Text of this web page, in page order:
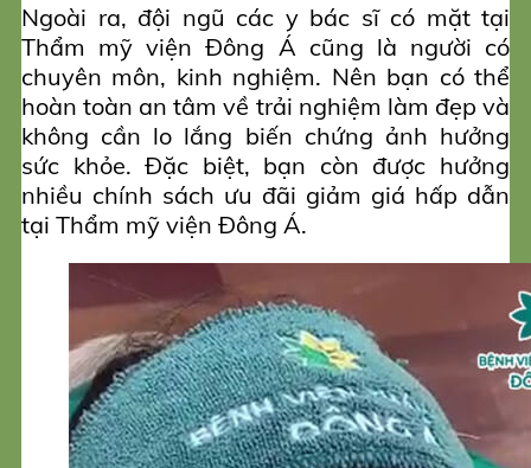
Ngoài ra, đội ngũ các y bác sĩ có mặt tại
Thẩm mỹ viện Đông Á cũng là người có
chuyên môn, kinh nghiệm. Nên bạn có thể
hoàn toàn an tâm về trải nghiệm làm đẹp và
không cần lo lắng biến chứng ảnh hưởng
sức khỏe. Đặc biệt, bạn còn được hưởng
nhiều chính sách ưu đãi giảm giá hấp dẫn
tại Thẩm mỹ viện Đông Á.